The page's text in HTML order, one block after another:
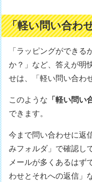
「軽い問い合わ
「ラッピングができる
か？」など、答えが明
せは、「軽い問い合わ
このような 「軽い問
できます。
今まで問い合わせに返
みフォルダ」で確認し
メールが多くあるはず
わせとそれへの返信」